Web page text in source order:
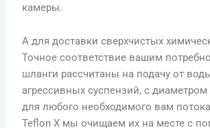
камеры.
А для доставки сверхчистых
Точное соответствие вашим
шланги рассчитаны на подачу от
агрессивных суспензий, с диаметром
для любого необходимого вам
Teflon X мы очищаем их на месте с